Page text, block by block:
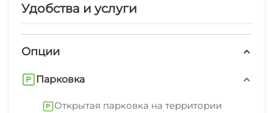
Заселение несовершеннолетних только с
В данной квартире предусмотрен залог в
- при заселении после 17:00
Удобства и услуги
Опции
Парковка
Открытая парковка на территории